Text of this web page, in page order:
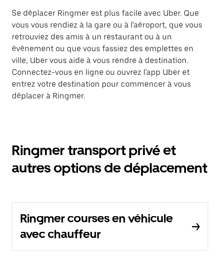
Se déplacer Ringmer est plus facile avec Uber. Que
vous vous rendiez à la gare ou à l'aéroport, que vous
retrouviez des amis à un restaurant ou à un
événement ou que vous fassiez des emplettes en
ville, Uber vous aide à vous rendre à destination.
Connectez-vous en ligne ou ouvrez l'app Uber et
entrez votre destination pour commencer à vous
déplacer à Ringmer.
Ringmer transport privé et
autres options de déplacement
Ringmer courses en véhicule
avec chauffeur